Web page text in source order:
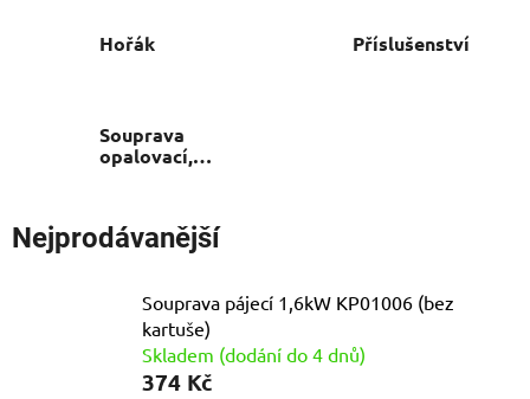
Hořák Příslušenství
Souprava
opalovací,
Nejprodávanější
Souprava pájecí 1,6kW KP01006 (bez
kartuše)
Skladem (dodání do 4 dnů)
374 Kč